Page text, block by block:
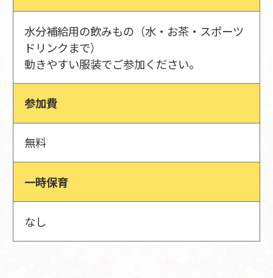
水分補給用の飲みもの（水・お茶・スポーツ
ドリンクまで）
動きやすい服装でご参加ください。
参加費
無料
一時保育
なし